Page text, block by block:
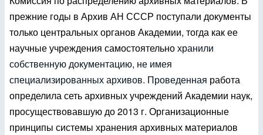
прежние годы в Архив АН СССР поступали документы
только центральных органов Академии, тогда как ее
научные учреждения самостоятельнохранили
собственную документацию, не имея
специализированных архивов. Проведенная работа
определила сеть архивных учреждений Академии наук,
просуществовавшую до 2013 г. Организационные
принципы системы хранения архивных материалов